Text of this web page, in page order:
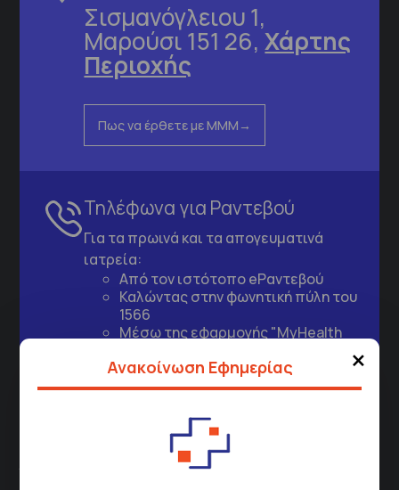
×
Ανακοίνωση Εφημερίας
Σισμανόγλειου 1,
Μαρούσι 151 26,Χάρτης
Περιοχής
Πως να έρθετε με ΜΜΜ
Τηλέφωνα για Ραντεβού
Για τα πρωινά και τα απογευματινά
ιατρεία:
Από τον ιστότοποeΡαντεβού
Καλώντας στην φωνητική πύλη του
1566
Μέσω της εφαρμογής "MyHealth
ΓΝΑ Νοσοκομείο Σισμανόγλειο - Αμαλία Φλέμιγκ
Το Σισμανόγλειο συνεργάζεται με άλλα νοσηλευτικά